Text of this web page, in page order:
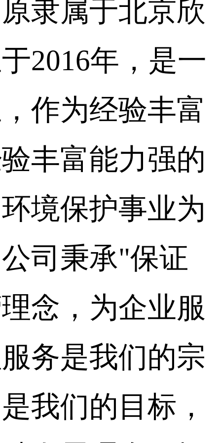
隶属于北京欣
2016年，是一
作为经验丰富
丰富能力强的
境保护事业为
司秉承"保证
念，为企业服
务是我们的宗
我们的目标，